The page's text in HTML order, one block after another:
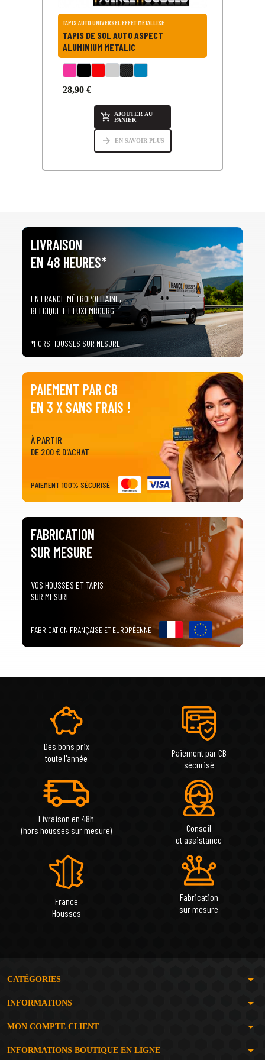
TAPIS AUTO UNIVERSEL EFFET MÉTALLISÉ
TAPIS DE SOL AUTO ASPECT
ALUMINIUM METALIC
28,90 €

AJOUTER AU
PANIER
arrow_forward EN SAVOIR PLUS
LIVRAISON
EN 48 HEURES*
EN FRANCE MÉTROPOLITAINE,
BELGIQUE ET LUXEMBOURG
*HORS HOUSSES SUR MESURE
PAIEMENT PAR CB
EN 3 X SANS FRAIS !
À PARTIR
DE 200 € D'ACHAT
PAIEMENT 100% SÉCURISÉ
FABRICATION
SUR MESURE
VOS HOUSSES ET TAPIS
SUR MESURE
FABRICATION FRANÇAISE ET EUROPÉENNE
Des bons prix
toute l'année
Paiement par CB
sécurisé
Livraison en 48h
(hors housses sur mesure)
Conseil
et assistance
France
Housses
Fabrication
sur mesure
CATÉGORIES arrow_drop_down
INFORMATIONS arrow_drop_down
MON COMPTE CLIENT arrow_drop_down
INFORMATIONS BOUTIQUE EN LIGNE arrow_drop_down